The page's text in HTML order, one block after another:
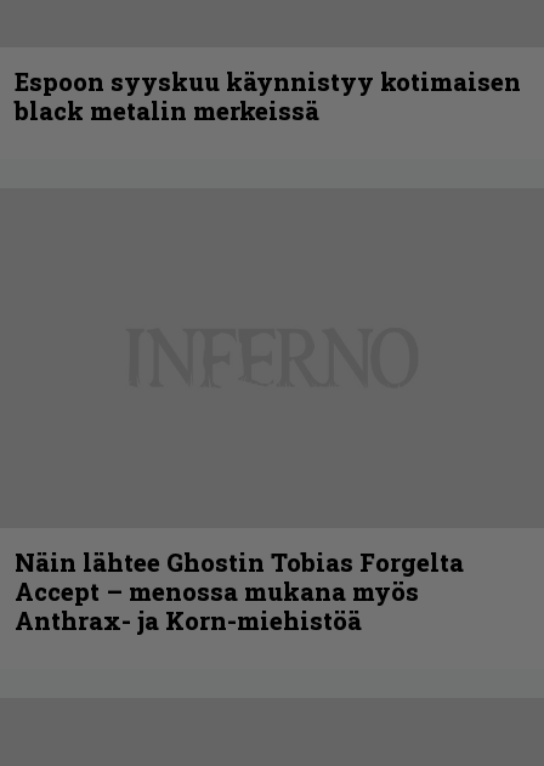
Espoon syyskuu käynnistyy kotimaisen
black metalin merkeissä
Näin lähtee Ghostin Tobias Forgelta
Accept – menossa mukana myös
Anthrax- ja Korn-miehistöä